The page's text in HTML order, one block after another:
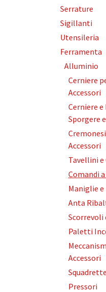
Serrature
Sigillanti
Utensileria
Ferramenta
Alluminio
Cerniere
Accessori
Cerniere e
Sporgere
Accessori
Tavellini
Comandi
Maniglie
Anta
Scorrevoli
Paletti
Accessori
Pressori